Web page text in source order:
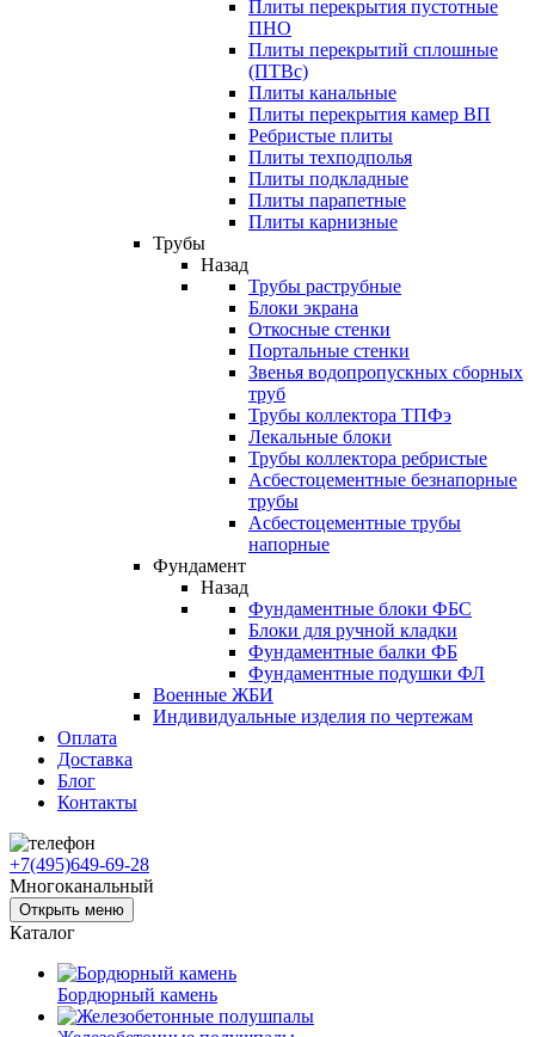
Плиты перекрытия пустотные
ПНО
Плиты перекрытий сплошные
(ПТВс)
Плиты канальные
Плиты перекрытия камер ВП
Ребристые плиты
Плиты техподполья
Плиты подкладные
Плиты парапетные
Плиты карнизные
Трубы
Назад
Трубы раструбные
Блоки экрана
Откосные стенки
Портальные стенки
Звенья водопропускных сборных
труб
Трубы коллектора ТПФэ
Лекальные блоки
Трубы коллектора ребристые
Асбестоцементные безнапорные
трубы
Асбестоцементные трубы
напорные
Фундамент
Назад
Фундаментные блоки ФБС
Блоки для ручной кладки
Фундаментные балки ФБ
Фундаментные подушки ФЛ
Военные ЖБИ
Индивидуальные изделия по чертежам
Оплата
Доставка
Блог
Контакты
+7(495)649-69-28
Многоканальный
Открыть меню
Каталог
Бордюрный камень